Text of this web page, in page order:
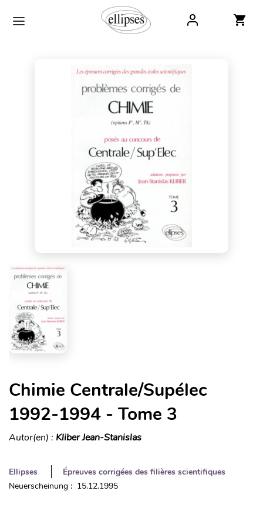
Chimie Centrale/Supélec
1992-1994 - Tome 3
Autor(en) : Kliber Jean-Stanislas
Ellipses
Épreuves corrigées des filières scientifiques
Neuerscheinung : 15.12.1995